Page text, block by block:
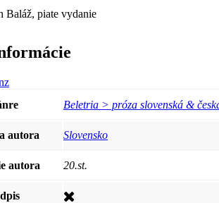
Baláž, piate vydanie
Beletria > próza slovenská &
autora Slovensko
autora 20.st.